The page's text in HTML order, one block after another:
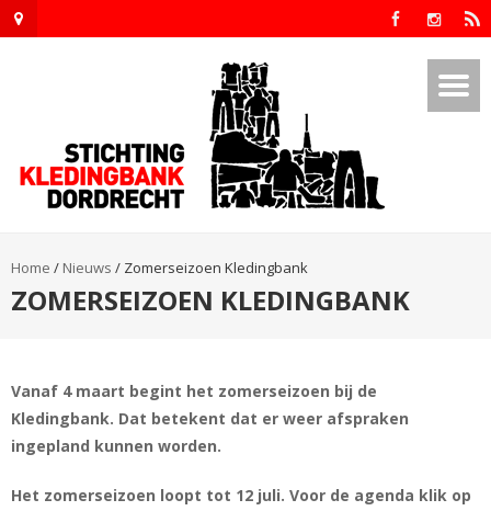
Home / Nieuws / Zomerseizoen Kledingbank
ZOMERSEIZOEN KLEDINGBANK
Vanaf 4 maart begint het zomerseizoen bij de
Kledingbank. Dat betekent dat er weer afspraken
ingepland kunnen worden.
Het zomerseizoen loopt tot 12 juli. Voor de agenda klik op